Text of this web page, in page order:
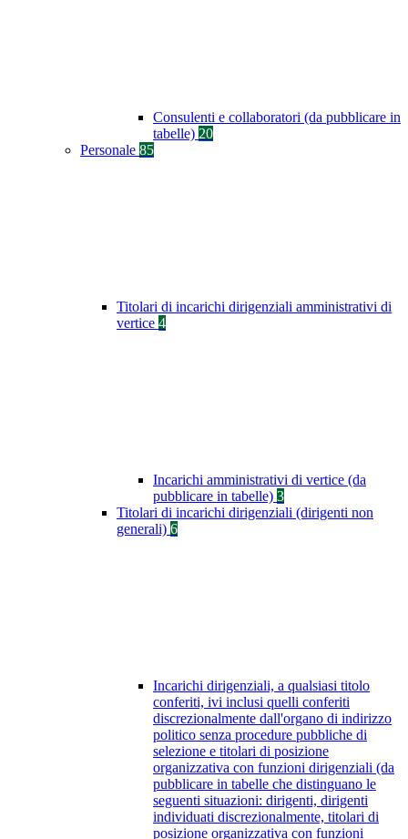
Consulenti e collaboratori (da pubblicare in
tabelle) 20
Personale 85
Titolari di incarichi dirigenziali amministrativi di
vertice 4
Incarichi amministrativi di vertice (da
pubblicare in tabelle) 3
Titolari di incarichi dirigenziali (dirigenti non
generali) 6
Incarichi dirigenziali, a qualsiasi titolo
conferiti, ivi inclusi quelli conferiti
discrezionalmente dall'organo di indirizzo
politico senza procedure pubbliche di
selezione e titolari di posizione
organizzativa con funzioni dirigenziali (da
pubblicare in tabelle che distinguano le
seguenti situazioni: dirigenti, dirigenti
individuati discrezionalmente, titolari di
posizione organizzativa con funzioni